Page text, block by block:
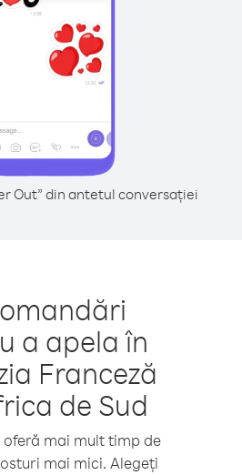
Out” din antetul conversației
a apela în
Franceză
de Sud
oferă mai mult timp de
mai mici. Alegeți